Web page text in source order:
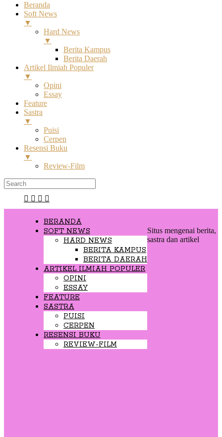
Beranda
Soft News
▼
Hard News
▼
Berita Kampus
Berita Daerah
Artikel Ilmiah Populer
▼
Opini
Essay
Feature
Sastra
▼
Puisi
Cerpen
Resensi Buku
▼
Review-Film
BERANDA
SOFT NEWS
HARD NEWS
BERITA KAMPUS
BERITA DAERAH
ARTIKEL ILMIAH POPULER
OPINI
ESSAY
FEATURE
SASTRA
PUISI
CERPEN
RESENSI BUKU
REVIEW-FILM
Situs mengenai berita,
sastra dan artikel